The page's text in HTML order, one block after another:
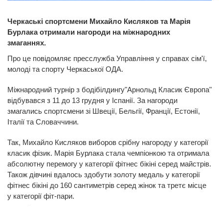
Черкаські спортсмени Михайло Кисляков та Марія
Бурлака отримали нагороди на міжнародних
змаганнях.
Про це повідомляє пресслужба Управління у справах сім'ї,
молоді та спорту Черкаської ОДА.
Міжнародний турнір з бодібілдингу"Арнольд Класик Європа"
відбувався з 11 до 13 грудня у Іспанії. За нагороди
змагались спортсмени зі Швеції, Бельгії, Франції, Естонії,
Італії та Словаччини.
Так, Михайло Кисляков виборов срібну нагороду у категорії
класик фізик. Марія Бурлака стала чемпіонкою та отримала
абсолютну перемогу у категорії фітнес бікіні серед майстрів.
Також дівчині вдалось здобути золоту медаль у категорії
фітнес бікіні до 160 сантиметрів серед жінок та третє місце
у категорії фіт-пари.